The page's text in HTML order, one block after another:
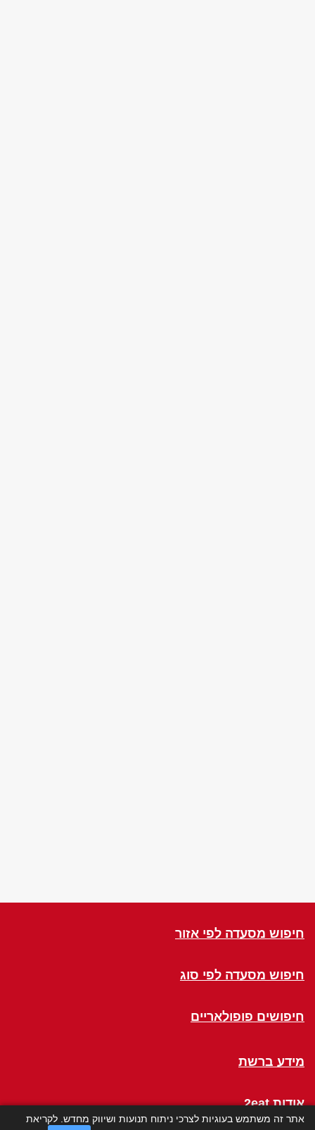
חיפוש מסעדה לפי אזור
חיפוש מסעדה לפי סוג
חיפושים פופולאריים
מידע ברשת
אודות 2eat
אתר זה משתמש בעוגיות לצרכי ניתוח תנועות ושיווק מחדש. לקריאת